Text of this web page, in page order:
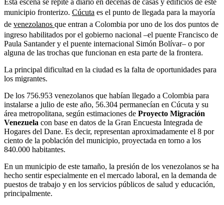
municipio fronterizo. Cúcuta es el punto de llegada para la mayoría
de venezolanos que entran a Colombia por uno de los dos puntos de
ingreso habilitados por el gobierno nacional –el puente Francisco de
Paula Santander y el puente internacional Simón Bolívar– o por
alguna de las trochas que funcionan en esta parte de la frontera.
La principal dificultad en la ciudad es la falta de oportunidades para
los migrantes.
De los 756.953 venezolanos que habían llegado a Colombia para
instalarse a julio de este año, 56.304 permanecían en Cúcuta y su
área metropolitana, según estimaciones de Proyecto Migración
Venezuela con base en datos de la Gran Encuesta Integrada de
Hogares del Dane. Es decir, representan aproximadamente el 8 por
ciento de la población del municipio, proyectada en torno a los
840.000 habitantes.
En un municipio de este tamaño, la presión de los venezolanos se ha
hecho sentir especialmente en el mercado laboral, en la demanda de
puestos de trabajo y en los servicios públicos de salud y educación,
principalmente.